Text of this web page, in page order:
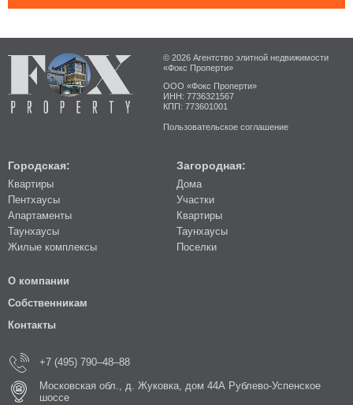
© 2026 Агентство элитной недвижимости
«Фокс Проперти»
ООО «Фокс Проперти»
ИНН: 7736321567
КПП: 773601001
Пользовательское соглашение
Городская:
Квартиры
Пентхаусы
Апартаменты
Таунхаусы
Жилые комплексы
Загородная:
Дома
Участки
Квартиры
Таунхаусы
Поселки
О компании
Собственникам
Контакты
+7 (495) 790–48–88
Московская обл., д. Жуковка, дом 44А Рублево-Успенское
шоссе